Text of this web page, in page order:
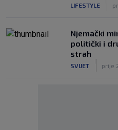
LIFESTYLE
Njemački
politički i
strah
SVIJET prije